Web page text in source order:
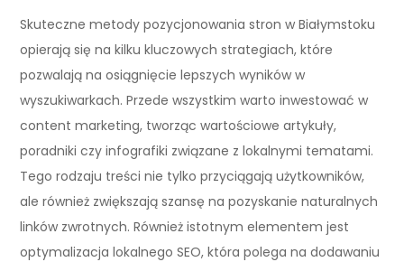
Skuteczne metody pozycjonowania stron w Białymstoku
opierają się na kilku kluczowych strategiach, które
pozwalają na osiągnięcie lepszych wyników w
wyszukiwarkach. Przede wszystkim warto inwestować w
content marketing, tworząc wartościowe artykuły,
poradniki czy infografiki związane z lokalnymi tematami.
Tego rodzaju treści nie tylko przyciągają użytkowników,
ale również zwiększają szansę na pozyskanie naturalnych
linków zwrotnych. Również istotnym elementem jest
optymalizacja lokalnego SEO, która polega na dodawaniu